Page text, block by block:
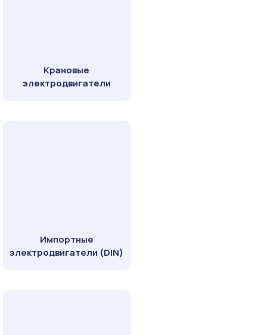
Крановые
электродвигатели
Импортные
электродвигатели (DIN)